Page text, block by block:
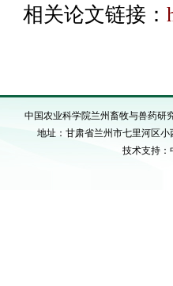
相关论文链接：
中国农业科学院兰州畜牧与兽药研
地址：甘肃省兰州市七里河区小
技术支持